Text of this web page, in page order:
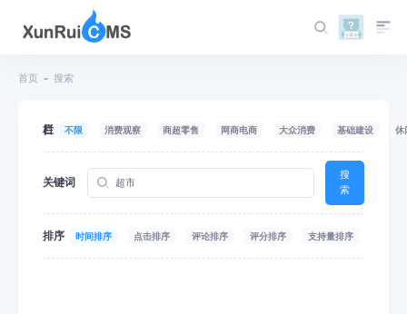
首页 搜索
栏目 不限 消费观察 商超零售 网商电商 大众消费 基础建设 休
关键词
搜
索
排序 时间排序 点击排序 评论排序 评分排序 支持量排序